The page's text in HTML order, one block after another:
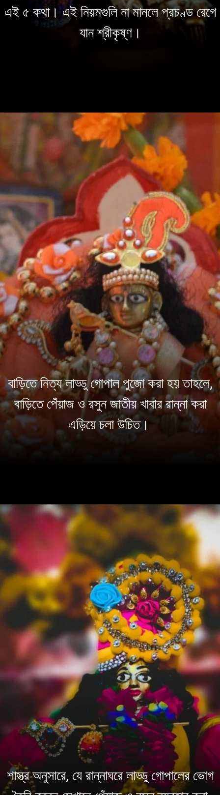
এই ৫ কথা। এই নিয়মগুলি না মানলে প্রচণ্ড রেগে
বাড়িতে নিত্য লাড্ডু গোপাল পুজো করা হয় তাহলে,
বাড়িতে পেঁয়াজ ও রসুন জাতীয় খাবার রান্না করা
এড়িয়ে চলা উচিত।
শাস্ত্র অনুসারে, যে রান্নাঘরে লাড্ডু গোপালের ভোগ